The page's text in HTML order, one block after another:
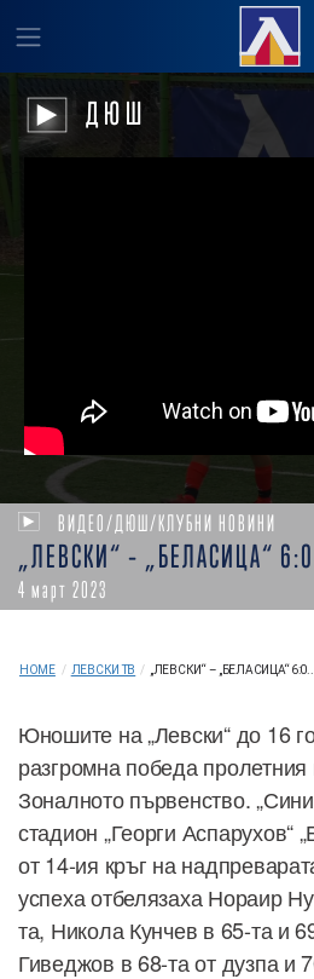
ДЮШ
ВИДЕО/ДЮШ/КЛУБНИ НОВИНИ
„ЛЕВСКИ“ – „БЕЛАСИЦА“
4 март 2023
HOME / ЛЕВСКИ ТВ / „ЛЕВСКИ“ – „БЕЛАСИЦА“ 6:0...
Юношите на „Левски“ до 16
разгромна победа пролетния
Зоналното първенство.
стадион „Георги Аспарухов“
от 14-ия кръг на
успеха отбелязаха Нораир
та, Никола Кунчев в 65-та и
Гиведжов в 68-та от дузпа и